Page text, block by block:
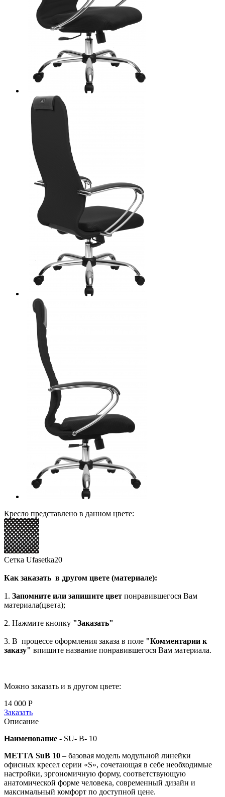
Кресло представлено в данном цвете:
Сетка Ufasetka20
Как заказать в другом цвете (материале):
1. Запомните или запишите цвет понравившегося Вам
материала(цвета);
2. Нажмите кнопку "Заказать"
3. В процессе оформления заказа в поле "Комментарии к
заказу" впишите название понравившегося Вам материала.
Можно заказать и в другом цвете:
14 000 Р
Заказать
Описание
Наименование - SU- B- 10
МЕТТА SuB 10 – базовая модель модульной линейки
офисных кресел серии «S», сочетающая в себе необходимые
настройки, эргономичную форму, соответствующую
анатомической форме человека, современный дизайн и
максимальный комфорт по доступной цене.